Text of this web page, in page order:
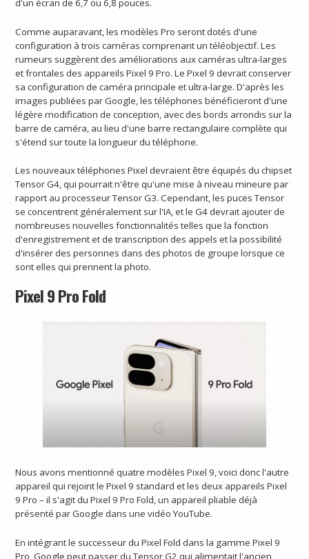
d'un écran de 6,7 ou 6,8 pouces.
Comme auparavant, les modèles Pro seront dotés d'une
configuration à trois caméras comprenant un téléobjectif. Les
rumeurs suggèrent des améliorations aux caméras ultra-larges
et frontales des appareils Pixel 9 Pro. Le Pixel 9 devrait conserver
sa configuration de caméra principale et ultra-large. D'après les
images publiées par Google, les téléphones bénéficieront d'une
légère modification de conception, avec des bords arrondis sur la
barre de caméra, au lieu d'une barre rectangulaire complète qui
s'étend sur toute la longueur du téléphone.
Les nouveaux téléphones Pixel devraient être équipés du chipset
Tensor G4, qui pourrait n'être qu'une mise à niveau mineure par
rapport au processeur Tensor G3. Cependant, les puces Tensor
se concentrent généralement sur l'IA, et le G4 devrait ajouter de
nombreuses nouvelles fonctionnalités telles que la fonction
d'enregistrement et de transcription des appels et la possibilité
d'insérer des personnes dans des photos de groupe lorsque ce
sont elles qui prennent la photo.
Pixel 9 Pro Fold
Nous avons mentionné quatre modèles Pixel 9, voici donc l'autre
appareil qui rejoint le Pixel 9 standard et les deux appareils Pixel
9 Pro – il s'agit du Pixel 9 Pro Fold, un appareil pliable déjà
présenté par Google dans une vidéo YouTube.
En intégrant le successeur du Pixel Fold dans la gamme Pixel 9
Pro, Google peut passer du Tensor G2 qui alimentait l'ancien